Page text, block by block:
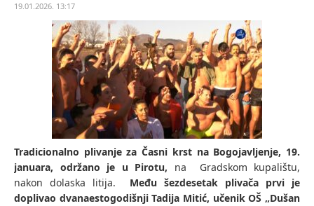
19.01.2026. 13:17
Tradicionalno plivanje za Časni krst na Bogojavljenje, 19.
januara, održano je u Pirotu, na Gradskom kupalištu,
nakon dolaska litija.
Među šezdesetak plivača prvi je
doplivao dvanaestogodišnji Tadija Mitić, učenik OŠ „Dušan